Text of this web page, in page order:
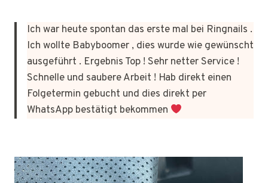
Ich war heute spontan das erste mal bei Ringnails .
Ich wollte Babyboomer , dies wurde wie gewünscht
ausgeführt . Ergebnis Top ! Sehr netter Service !
Schnelle und saubere Arbeit ! Hab direkt einen
Folgetermin gebucht und dies direkt per
WhatsApp bestätigt bekommen